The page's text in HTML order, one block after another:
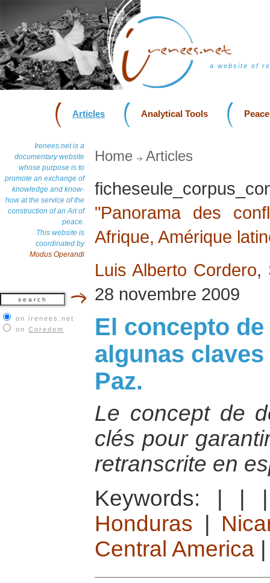
a website of
Articles Analytical Tools
Irenees.net is a
documentary website
whose purpose is to
promote an exchange of
knowledge and know-
how at the service of the
construction of an Art of
peace.
This website is
coordinated by
Modus Operandi
on irenees.net
on Coredem
Home Articles
"Panorama des
Afrique, Amérique
Luis Alberto Cordero,
28 novembre 2009
El concepto
algunas
Paz.
Le concept de
clés pour
retranscrite en
Keywords:
Honduras
Central America